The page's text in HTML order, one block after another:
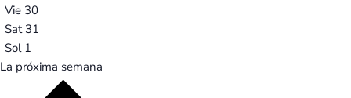
Vie 30
Sat 31
Sol 1
La próxima semana